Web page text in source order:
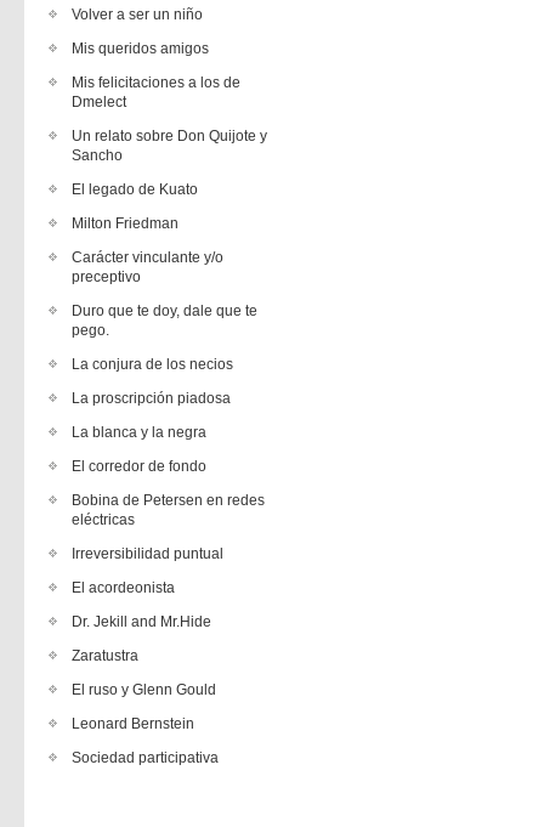
Volver a ser un niño
Mis queridos amigos
Mis felicitaciones a los de
Dmelect
Un relato sobre Don Quijote y
Sancho
El legado de Kuato
Milton Friedman
Carácter vinculante y/o
preceptivo
Duro que te doy, dale que te
pego.
La conjura de los necios
La proscripción piadosa
La blanca y la negra
El corredor de fondo
Bobina de Petersen en redes
eléctricas
Irreversibilidad puntual
El acordeonista
Dr. Jekill and Mr.Hide
Zaratustra
El ruso y Glenn Gould
Leonard Bernstein
Sociedad participativa